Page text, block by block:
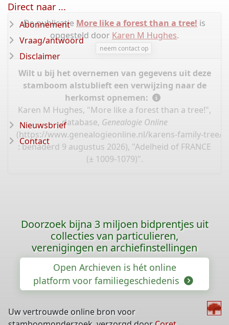
De publicatie More like a forest than a tree! is
opgesteld door Karen M Hughes.
neem contact op
Wilt u bij het overnemen van gegevens uit deze
stamboom alstublieft een verwijzing naar de
herkomst opnemen:
Karen M Hughes, "More like a forest than a tree!",
database, Genealogie Online
(https://www.genealogieonline.nl/karens-family-tree/
: benaderd 9 augustus 2026), "Adelheid of FRANCE
(± 1009-1079)".
Direct naar ...
Abonnement
Vraag/antwoord
Disclaimer
Nieuwsbrief
Contact
Doorzoek bijna 3 miljoen bidprentjes uit
collecties van particulieren,
verenigingen en archiefinstellingen
Open Archieven is hét online
platform voor familiegeschiedenis
Uw vertrouwde online bron voor